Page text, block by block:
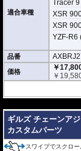
適合車種
Tracer
XSR
XSR
YZF-R6
品番
価格
￥
￥
ギルズ チェーンア
カスタムパーツ
スワイプでスクロ